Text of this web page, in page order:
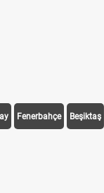
Fenerbahçe Beşiktaş